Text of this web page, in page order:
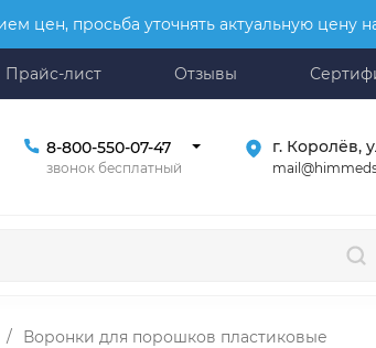
цен, просьба уточнять актуальную цену
Прайс-лист Отзывы
8-800-550-07-47
звонок бесплатный
г. Королёв,
/
Воронки для порошков пластиковые